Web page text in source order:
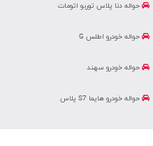
حواله دنا پلاس توربو اتومات
حواله خودرو اطلس G
حواله خودرو سهند
حواله خودرو هایما S7 پلاس